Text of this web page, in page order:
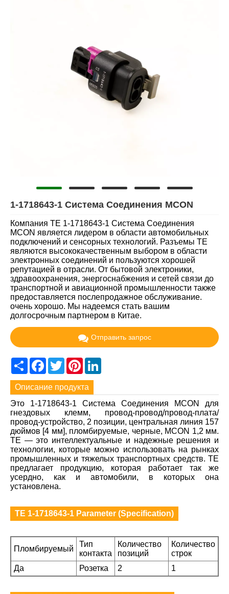
1-1718643-1 Система Соединения MCON
Компания TE 1-1718643-1 Система Соединения
MCON является лидером в области автомобильных
подключений и сенсорных технологий. Разъемы TE
являются высококачественным выбором в области
электронных соединений и пользуются хорошей
репутацией в отрасли. От бытовой электроники,
здравоохранения, энергоснабжения и сетей связи до
транспортной и авиационной промышленности также
предоставляется послепродажное обслуживание.
очень хорошо. Мы надеемся стать вашим
долгосрочным партнером в Китае.
Отправить запрос
ShareFacebook
TwitterPinterest
Описание продукта
Это 1-1718643-1 Система Соединения MCON для
гнездовых клемм, провод-провод/провод-плата/
провод-устройство, 2 позиции, центральная линия 157
дюймов [4 мм], пломбируемые, черные, MCON 1,2 мм.
TE — это интеллектуальные и надежные решения и
технологии, которые можно использовать на рынках
промышленных и тяжелых транспортных средств. TE
предлагает продукцию, которая работает так же
усердно, как и автомобили, в которых она
установлена.
TE 1-1718643-1 Parameter (Specification)
Пломбируемый
Тип
контакта
Количество
позиций
Количество
строк
Да
Розетка 2 1